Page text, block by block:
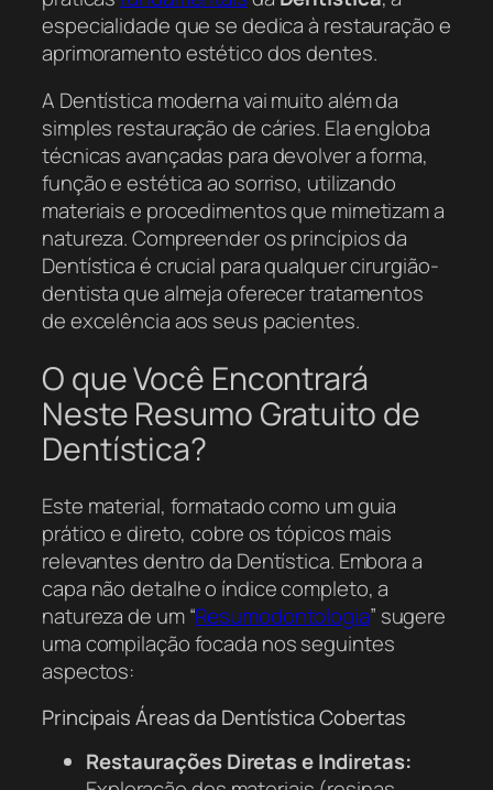
especialidade que se dedica à restauração e
aprimoramento estético dos dentes.
A Dentística moderna vai muito além da
simples restauração de cáries. Ela engloba
técnicas avançadas para devolver a forma,
função e estética ao sorriso, utilizando
materiais e procedimentos que mimetizam a
natureza. Compreender os princípios da
Dentística é crucial para qualquer cirurgião-
dentista que almeja oferecer tratamentos
de excelência aos seus pacientes.
O que Você Encontrará
Neste Resumo Gratuito de
Dentística?
Este material, formatado como um guia
prático e direto, cobre os tópicos mais
relevantes dentro da Dentística. Embora a
capa não detalhe o índice completo, a
natureza de um “Resumodontologia” sugere
uma compilação focada nos seguintes
aspectos:
Principais Áreas da Dentística Cobertas
Restaurações Diretas e Indiretas: